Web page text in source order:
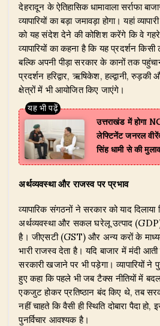
देहरादून के ऐतिहासिक धामावाला सर्राफा
व्यापारियों का बड़ा जमावड़ा होगा। यहां
को यह संदेश देने की कोशिश करेंगे कि वे
व्यापारियों का कहना है कि यह प्रदर्शन
बल्कि अपनी पीड़ा सरकार के कानों तक
प्रदर्शन हरिद्वार, ऋषिकेश, हल्द्वानी,
क्षेत्रों में भी आयोजित किए जाएंगे।
उत्तराखंड में होगा
लेफ्टिनेंट जनरल
सिंह धामी से की
अर्थव्यवस्था और राजस्व पर प्रभाव
व्यापारिक संगठनों ने सरकार को याद दिलाया
अर्थव्यवस्था और सकल घरेलू उत्पाद (GDP)
है। जीएसटी (GST) और अन्य करों के
भारी राजस्व देता है। यदि बाजार में मंदी
सरकारी खजाने पर भी पड़ेगा। व्यापारियों
हुए कहा कि पहले भी जब टैक्स नीतियों में
एकजुट होकर प्रतिष्ठान बंद किए थे, तब
नहीं चाहते कि वैसी ही स्थिति दोबारा पैदा
पुनर्विचार आवश्यक है।